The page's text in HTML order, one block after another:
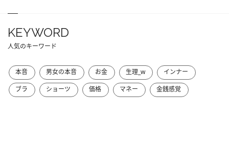
KEYWORD
人気のキーワード
本音 男女の本音 お金 生理_w
インナー
ブラ
ショーツ 価格 マネー 金銭感覚